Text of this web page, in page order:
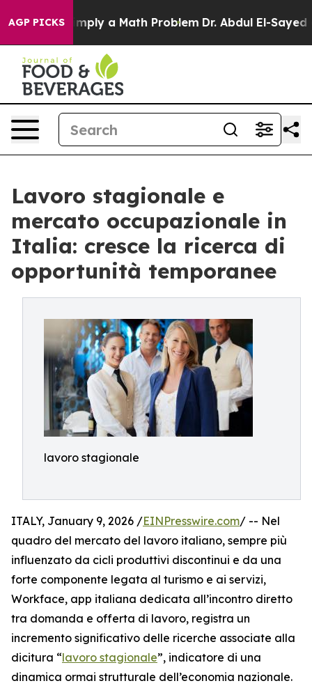
AGP PICKS
off “Simply a Math Problem Dr. Abdul El-Sayed
Lavoro stagionale e
mercato occupazionale in
Italia: cresce la ricerca di
opportunità temporanee
lavoro stagionale
ITALY, January 9, 2026 /EINPresswire.com/ -- Nel
quadro del mercato del lavoro italiano, sempre più
influenzato da cicli produttivi discontinui e da una
forte componente legata al turismo e ai servizi,
Workface, app italiana dedicata all’incontro diretto
tra domanda e offerta di lavoro, registra un
incremento significativo delle ricerche associate alla
dicitura “lavoro stagionale”, indicatore di una
dinamica ormai strutturale dell’economia nazionale.